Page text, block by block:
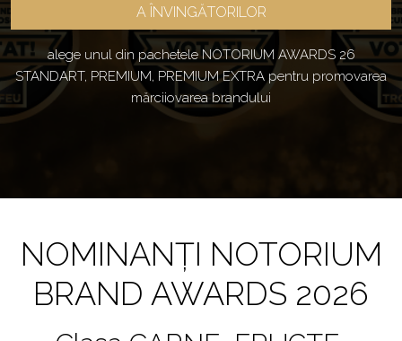
A ÎNVINGĂTORILOR
alege unul din pachetele NOTORIUM AWARDS 26
STANDART, PREMIUM, PREMIUM EXTRA pentru promovarea
mărciiovarea brandului
NOMINANȚI NOTORIUM
BRAND AWARDS 2026